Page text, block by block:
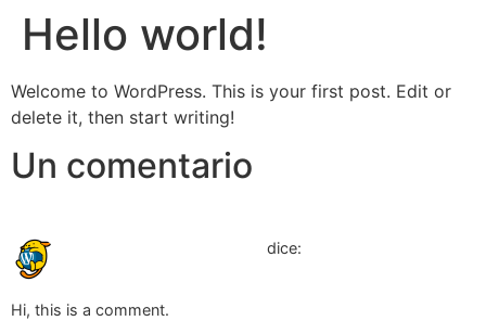
Hello world!
Welcome to WordPress. This is your first post. Edit or
delete it, then start writing!
Un comentario
dice:
Hi, this is a comment.